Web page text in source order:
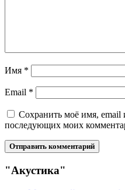
Имя *
Email *
Сохранить моё имя, email
последующих моих
"Акустика"